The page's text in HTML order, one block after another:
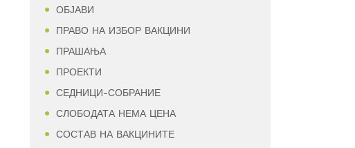
ОБЈАВИ
ПРАВО НА ИЗБОР ВАКЦИНИ
ПРАШАЊА
ПРОЕКТИ
СЕДНИЦИ-СОБРАНИЕ
СЛОБОДАТА НЕМА ЦЕНА
СОСТАВ НА ВАКЦИНИТЕ